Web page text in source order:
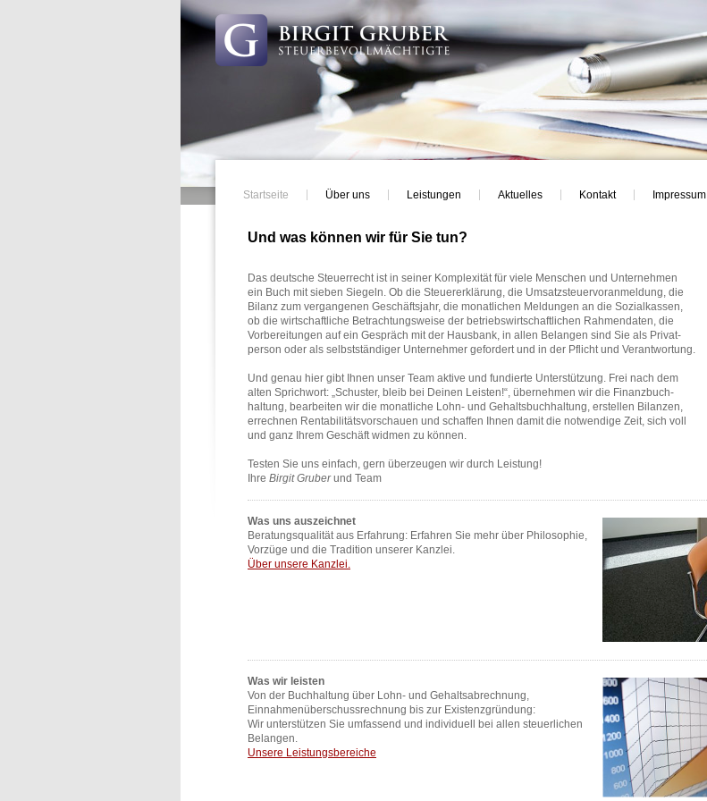
Startseite Über uns Leistungen Aktuelles Kontakt Impressum
Und was können wir für Sie tun?
Das deutsche Steuerrecht ist in seiner Komplexität für viele Menschen und Unternehmen
ein Buch mit sieben Siegeln. Ob die Steuererklärung, die Umsatzsteuervoranmeldung, die
Bilanz zum vergangenen Geschäftsjahr, die monatlichen Meldungen an die Sozialkassen,
ob die wirtschaftliche Betrachtungsweise der betriebswirtschaftlichen Rahmendaten, die
Vorbereitungen auf ein Gespräch mit der Hausbank, in allen Belangen sind Sie als Privat-
person oder als selbstständiger Unternehmer gefordert und in der Pflicht und Verantwortung.
Und genau hier gibt Ihnen unser Team aktive und fundierte Unterstützung. Frei nach dem
alten Sprichwort: „Schuster, bleib bei Deinen Leisten!“, übernehmen wir die Finanzbuch-
haltung, bearbeiten wir die monatliche Lohn- und Gehaltsbuchhaltung, erstellen Bilanzen,
errechnen Rentabilitätsvorschauen und schaffen Ihnen damit die notwendige Zeit, sich voll
und ganz Ihrem Geschäft widmen zu können.
Testen Sie uns einfach, gern überzeugen wir durch Leistung!
Ihre Birgit Gruberund Team
Was uns auszeichnet
Beratungsqualität aus Erfahrung: Erfahren Sie mehr über Philosophie,
Vorzüge und die Tradition unserer Kanzlei.
Über unsere Kanzlei.
Was wir leisten
Von der Buchhaltung über Lohn- und Gehaltsabrechnung,
Einnahmenüberschussrechnung bis zur Existenzgründung:
Wir unterstützen Sie umfassend und individuell bei allen steuerlichen
Belangen.
Unsere Leistungsbereiche